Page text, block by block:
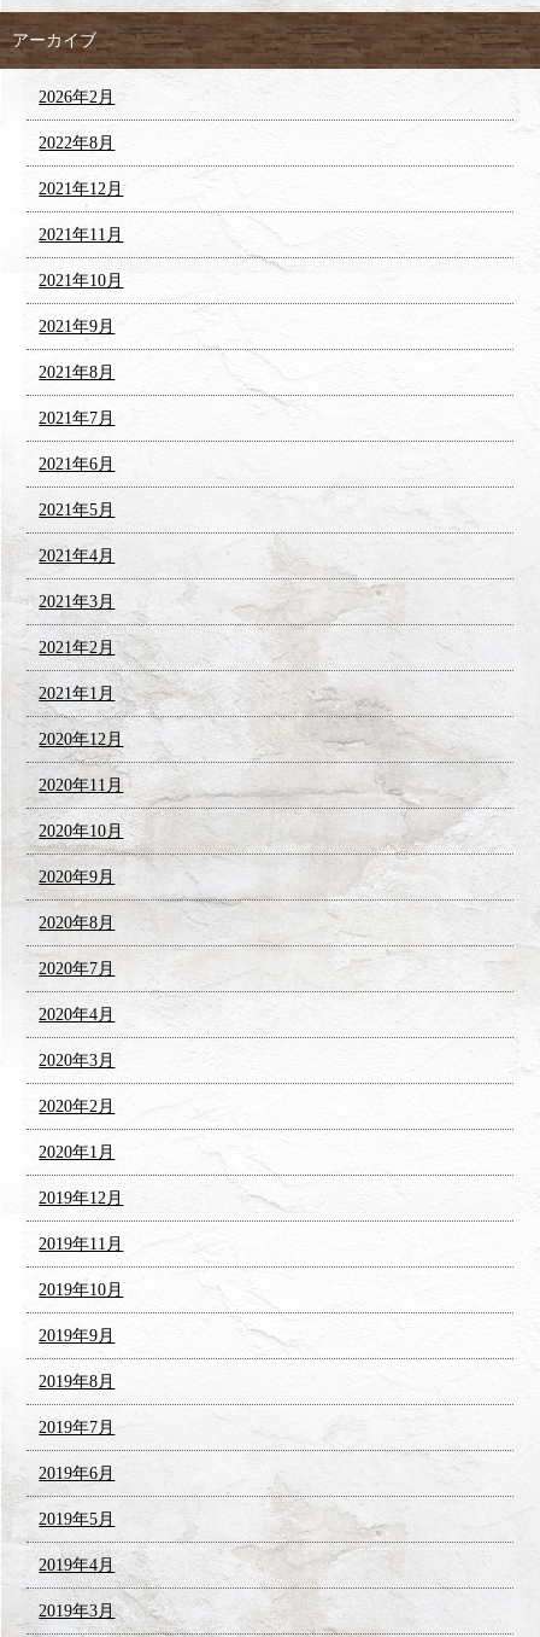
アーカイブ
2026年2月
2022年8月
2021年12月
2021年11月
2021年10月
2021年9月
2021年8月
2021年7月
2021年6月
2021年5月
2021年4月
2021年3月
2021年2月
2021年1月
2020年12月
2020年11月
2020年10月
2020年9月
2020年8月
2020年7月
2020年4月
2020年3月
2020年2月
2020年1月
2019年12月
2019年11月
2019年10月
2019年9月
2019年8月
2019年7月
2019年6月
2019年5月
2019年4月
2019年3月